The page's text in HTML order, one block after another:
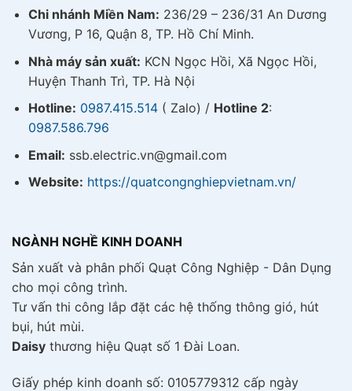
Chi nhánh Miền Nam: 236/29 – 236/31 An Dương
Vương, P 16, Quận 8, TP. Hồ Chí Minh.
Nhà máy sản xuất: KCN Ngọc Hồi, Xã Ngọc Hồi,
Huyện Thanh Trì, TP. Hà Nội
Hotline: 0987.415.514( Zalo) / Hotline 2:
0987.586.796
Email: ssb.electric.vn@gmail.com
Website: https://quatcongnghiepvietnam.vn/
NGÀNH NGHỀ KINH DOANH
Sản xuất và phân phối Quạt Công Nghiệp - Dân Dụng
cho mọi công trình.
Tư vấn thi công lắp đặt các hệ thống thông gió, hút
bụi, hút mùi.
Daisy thương hiệu Quạt số 1 Đài Loan.
Giấy phép kinh doanh số: 0105779312 cấp ngày